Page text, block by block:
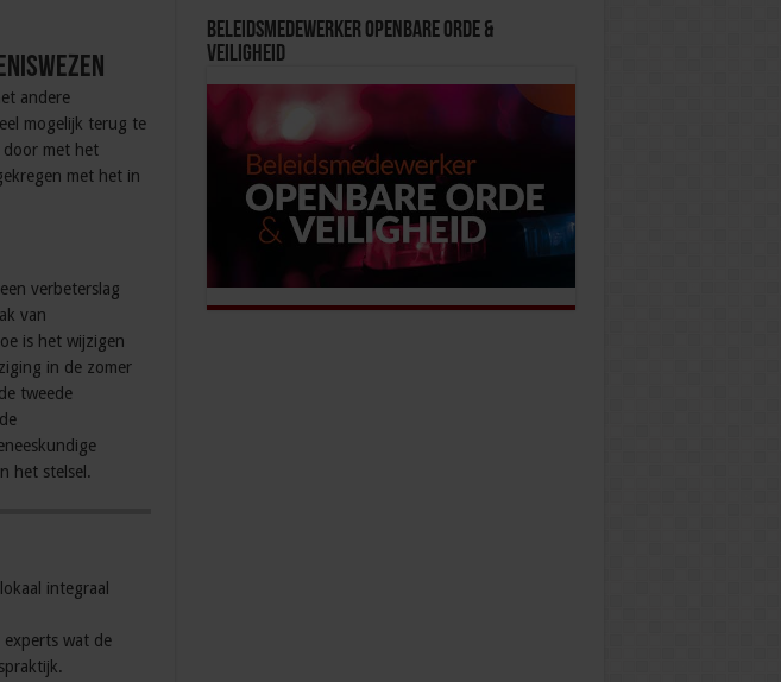
andere
mogelijk terug te
met het
met het in
verbeterslag
van
is het wijzigen
in de zomer
tweede
het stelsel.
integraal
experts wat de
Beleidsmedewerker Openbare Orde &
Veiligheid